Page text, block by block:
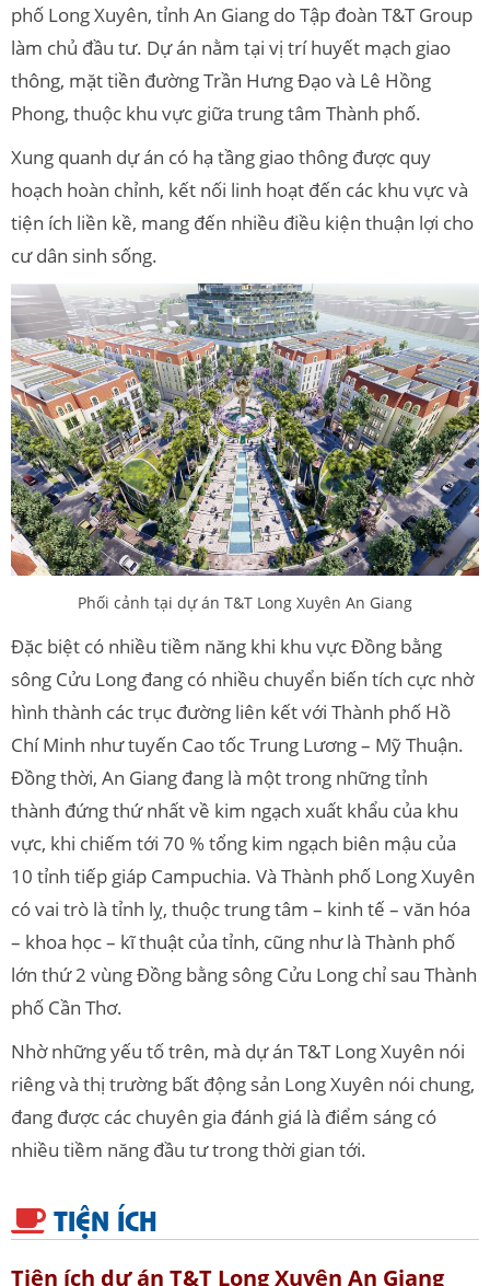
phố Long Xuyên, tỉnh An Giang do Tập đoàn T&T Group
làm chủ đầu tư. Dự án nằm tại vị trí huyết mạch giao
thông, mặt tiền đường Trần Hưng Đạo và Lê Hồng
Phong, thuộc khu vực giữa trung tâm Thành phố.
Xung quanh dự án có hạ tầng giao thông được quy
hoạch hoàn chỉnh, kết nối linh hoạt đến các khu vực và
tiện ích liền kề, mang đến nhiều điều kiện thuận lợi cho
cư dân sinh sống.
Phối cảnh tại dự án T&T Long Xuyên An Giang
Đặc biệt có nhiều tiềm năng khi khu vực Đồng bằng
sông Cửu Long đang có nhiều chuyển biến tích cực nhờ
hình thành các trục đường liên kết với Thành phố Hồ
Chí Minh như tuyến Cao tốc Trung Lương – Mỹ Thuận.
Đồng thời, An Giang đang là một trong những tỉnh
thành đứng thứ nhất về kim ngạch xuất khẩu của khu
vực, khi chiếm tới 70 % tổng kim ngạch biên mậu của
10 tỉnh tiếp giáp Campuchia. Và Thành phố Long Xuyên
có vai trò là tỉnh lỵ, thuộc trung tâm – kinh tế – văn hóa
– khoa học – kĩ thuật của tỉnh, cũng như là Thành phố
lớn thứ 2 vùng Đồng bằng sông Cửu Long chỉ sau Thành
phố Cần Thơ.
Nhờ những yếu tố trên, mà dự án T&T Long Xuyên nói
riêng và thị trường bất động sản Long Xuyên nói chung,
đang được các chuyên gia đánh giá là điểm sáng có
nhiều tiềm năng đầu tư trong thời gian tới.
TIỆN ÍCH
Tiện ích dự án T&T Long Xuyên An Giang